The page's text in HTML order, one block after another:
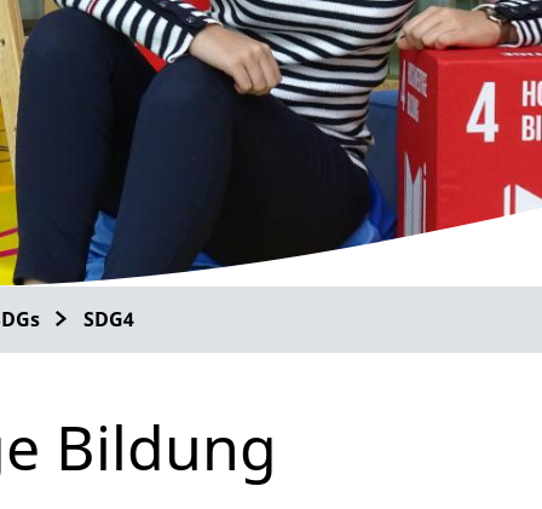
SDG4
Bildung